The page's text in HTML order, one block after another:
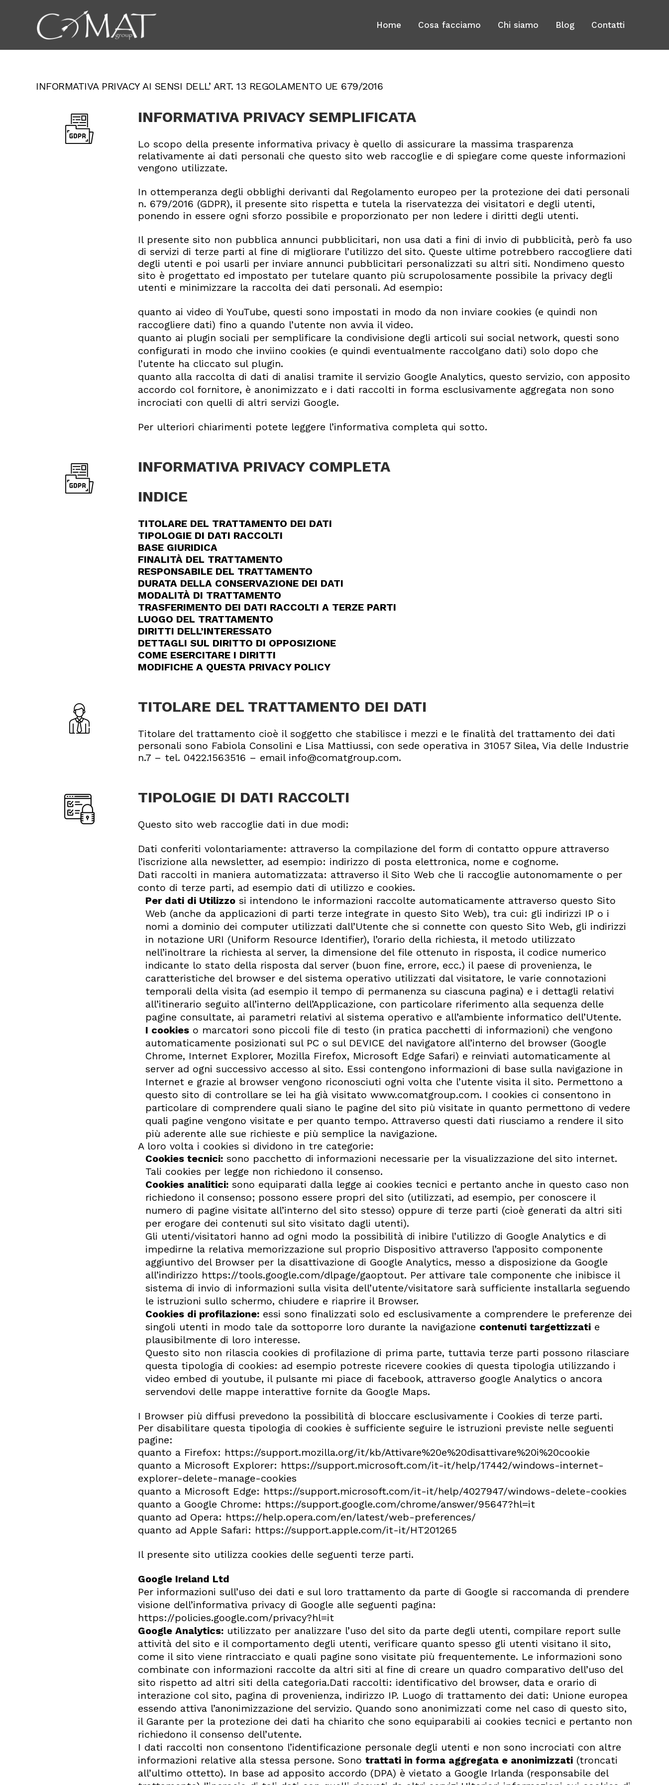
Home Cosa facciamo Chi siamo Blog Contatti
INFORMATIVA PRIVACY AI SENSI DELL’ ART. 13 REGOLAMENTO UE 679/2016
INFORMATIVA PRIVACY SEMPLIFICATA
Lo scopo della presente informativa privacy è quello di assicurare la massima trasparenza
relativamente ai dati personali che questo sito web raccoglie e di spiegare come queste informazioni
vengono utilizzate.
In ottemperanza degli obblighi derivanti dal Regolamento europeo per la protezione dei dati personali
n. 679/2016 (GDPR), il presente sito rispetta e tutela la riservatezza dei visitatori e degli utenti,
ponendo in essere ogni sforzo possibile e proporzionato per non ledere i diritti degli utenti.
Il presente sito non pubblica annunci pubblicitari, non usa dati a fini di invio di pubblicità, però fa uso
di servizi di terze parti al fine di migliorare l’utilizzo del sito. Queste ultime potrebbero raccogliere dati
degli utenti e poi usarli per inviare annunci pubblicitari personalizzati su altri siti. Nondimeno questo
sito è progettato ed impostato per tutelare quanto più scrupolosamente possibile la privacy degli
utenti e minimizzare la raccolta dei dati personali. Ad esempio:
quanto ai video di YouTube, questi sono impostati in modo da non inviare cookies (e quindi non
raccogliere dati) fino a quando l’utente non avvia il video.
quanto ai plugin sociali per semplificare la condivisione degli articoli sui social network, questi sono
configurati in modo che inviino cookies (e quindi eventualmente raccolgano dati) solo dopo che
l’utente ha cliccato sul plugin.
quanto alla raccolta di dati di analisi tramite il servizio Google Analytics, questo servizio, con apposito
accordo col fornitore, è anonimizzato e i dati raccolti in forma esclusivamente aggregata non sono
incrociati con quelli di altri servizi Google.
Per ulteriori chiarimenti potete leggere l’informativa completa qui sotto.
INFORMATIVA PRIVACY COMPLETA
INDICE
TITOLARE DEL TRATTAMENTO DEI DATI
TIPOLOGIE DI DATI RACCOLTI
BASE GIURIDICA
FINALITÀ DEL TRATTAMENTO
RESPONSABILE DEL TRATTAMENTO
DURATA DELLA CONSERVAZIONE DEI DATI
MODALITÀ DI TRATTAMENTO
TRASFERIMENTO DEI DATI RACCOLTI A TERZE PARTI
LUOGO DEL TRATTAMENTO
DIRITTI DELL’INTERESSATO
DETTAGLI SUL DIRITTO DI OPPOSIZIONE
COME ESERCITARE I DIRITTI
MODIFICHE A QUESTA PRIVACY POLICY
TITOLARE DEL TRATTAMENTO DEI DATI
Titolare del trattamento cioè il soggetto che stabilisce i mezzi e le finalità del trattamento dei dati
personali sono Fabiola Consolini e Lisa Mattiussi, con sede operativa in 31057 Silea, Via delle Industrie
n.7 – tel. 0422.1563516 – email info@comatgroup.com.
TIPOLOGIE DI DATI RACCOLTI
Questo sito web raccoglie dati in due modi:
Dati conferiti volontariamente: attraverso la compilazione del form di contatto oppure attraverso
l’iscrizione alla newsletter, ad esempio: indirizzo di posta elettronica, nome e cognome.
Dati raccolti in maniera automatizzata: attraverso il Sito Web che li raccoglie autonomamente o per
conto di terze parti, ad esempio dati di utilizzo e cookies.
Per dati di Utilizzo si intendono le informazioni raccolte automaticamente attraverso questo Sito
Web (anche da applicazioni di parti terze integrate in questo Sito Web), tra cui: gli indirizzi IP o i
nomi a dominio dei computer utilizzati dall’Utente che si connette con questo Sito Web, gli indirizzi
in notazione URI (Uniform Resource Identifier), l’orario della richiesta, il metodo utilizzato
nell’inoltrare la richiesta al server, la dimensione del file ottenuto in risposta, il codice numerico
indicante lo stato della risposta dal server (buon fine, errore, ecc.) il paese di provenienza, le
caratteristiche del browser e del sistema operativo utilizzati dal visitatore, le varie connotazioni
temporali della visita (ad esempio il tempo di permanenza su ciascuna pagina) e i dettagli relativi
all’itinerario seguito all’interno dell’Applicazione, con particolare riferimento alla sequenza delle
pagine consultate, ai parametri relativi al sistema operativo e all’ambiente informatico dell’Utente.
I cookies o marcatori sono piccoli file di testo (in pratica pacchetti di informazioni) che vengono
automaticamente posizionati sul PC o sul DEVICE del navigatore all’interno del browser (Google
Chrome, Internet Explorer, Mozilla Firefox, Microsoft Edge Safari) e reinviati automaticamente al
server ad ogni successivo accesso al sito. Essi contengono informazioni di base sulla navigazione in
Internet e grazie al browser vengono riconosciuti ogni volta che l’utente visita il sito. Permettono a
questo sito di controllare se lei ha già visitato www.comatgroup.com. I cookies ci consentono in
particolare di comprendere quali siano le pagine del sito più visitate in quanto permettono di vedere
quali pagine vengono visitate e per quanto tempo. Attraverso questi dati riusciamo a rendere il sito
più aderente alle sue richieste e più semplice la navigazione.
A loro volta i cookies si dividono in tre categorie:
Cookies tecnici: sono pacchetto di informazioni necessarie per la visualizzazione del sito internet.
Tali cookies per legge non richiedono il consenso.
Cookies analitici: sono equiparati dalla legge ai cookies tecnici e pertanto anche in questo caso non
richiedono il consenso; possono essere propri del sito (utilizzati, ad esempio, per conoscere il
numero di pagine visitate all’interno del sito stesso) oppure di terze parti (cioè generati da altri siti
per erogare dei contenuti sul sito visitato dagli utenti).
Gli utenti/visitatori hanno ad ogni modo la possibilità di inibire l’utilizzo di Google Analytics e di
impedirne la relativa memorizzazione sul proprio Dispositivo attraverso l’apposito componente
aggiuntivo del Browser per la disattivazione di Google Analytics, messo a disposizione da Google
all’indirizzo https://tools.google.com/dlpage/gaoptout. Per attivare tale componente che inibisce il
sistema di invio di informazioni sulla visita dell’utente/visitatore sarà sufficiente installarla seguendo
le istruzioni sullo schermo, chiudere e riaprire il Browser.
Cookies di profilazione: essi sono finalizzati solo ed esclusivamente a comprendere le preferenze dei
singoli utenti in modo tale da sottoporre loro durante la navigazione contenuti targettizzati e
plausibilmente di loro interesse.
Questo sito non rilascia cookies di profilazione di prima parte, tuttavia terze parti possono rilasciare
questa tipologia di cookies: ad esempio potreste ricevere cookies di questa tipologia utilizzando i
video embed di youtube, il pulsante mi piace di facebook, attraverso google Analytics o ancora
servendovi delle mappe interattive fornite da Google Maps.
I Browser più diffusi prevedono la possibilità di bloccare esclusivamente i Cookies di terze parti.
Per disabilitare questa tipologia di cookies è sufficiente seguire le istruzioni previste nelle seguenti
pagine:
quanto a Firefox: https://support.mozilla.org/it/kb/Attivare%20e%20disattivare%20i%20cookie
quanto a Microsoft Explorer: https://support.microsoft.com/it-it/help/17442/windows-internet-
explorer-delete-manage-cookies
quanto a Microsoft Edge: https://support.microsoft.com/it-it/help/4027947/windows-delete-cookies
quanto a Google Chrome: https://support.google.com/chrome/answer/95647?hl=it
quanto ad Opera: https://help.opera.com/en/latest/web-preferences/
quanto ad Apple Safari: https://support.apple.com/it-it/HT201265
Il presente sito utilizza cookies delle seguenti terze parti.
Google Ireland Ltd
Per informazioni sull’uso dei dati e sul loro trattamento da parte di Google si raccomanda di prendere
visione dell’informativa privacy di Google alle seguenti pagina:
https://policies.google.com/privacy?hl=it
Google Analytics: utilizzato per analizzare l’uso del sito da parte degli utenti, compilare report sulle
attività del sito e il comportamento degli utenti, verificare quanto spesso gli utenti visitano il sito,
come il sito viene rintracciato e quali pagine sono visitate più frequentemente. Le informazioni sono
combinate con informazioni raccolte da altri siti al fine di creare un quadro comparativo dell’uso del
sito rispetto ad altri siti della categoria.Dati raccolti: identificativo del browser, data e orario di
interazione col sito, pagina di provenienza, indirizzo IP. Luogo di trattamento dei dati: Unione europea
essendo attiva l’anonimizzazione del servizio. Quando sono anonimizzati come nel caso di questo sito,
il Garante per la protezione dei dati ha chiarito che sono equiparabili ai cookies tecnici e pertanto non
richiedono il consenso dell’utente.
I dati raccolti non consentono l’identificazione personale degli utenti e non sono incrociati con altre
informazioni relative alla stessa persone. Sono trattati in forma aggregata e anonimizzati (troncati
all’ultimo ottetto). In base ad apposito accordo (DPA) è vietato a Google Irlanda (responsabile del